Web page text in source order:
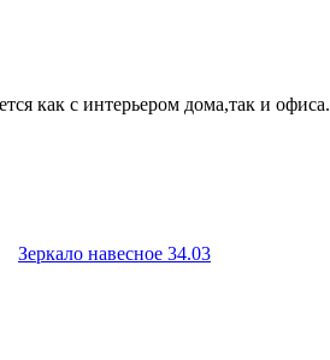
как с интерьером дома,так и офиса.
Зеркало навесное 34.03